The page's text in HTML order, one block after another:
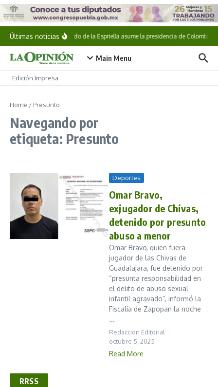
Saltar al contenido
Últimas noticiasAbelardo de la Espriella asume la presidencia de Colombia
Main Menu
Edición Impresa
Home / Presunto
Navegando por
etiqueta: Presunto
Deportes
Omar Bravo,
exjugador de Chivas,
detenido por presunto
abuso a menor
Omar Bravo, quien fuera
jugador de las Chivas de
Guadalajara, fue detenido por
“presunta responsabilidad en
el delito de abuso sexual
infantil agravado”, informó la
Fiscalía de Zapopan la noche
...
Redaccion Editorial
octubre 5, 2025
Read More
RRSS